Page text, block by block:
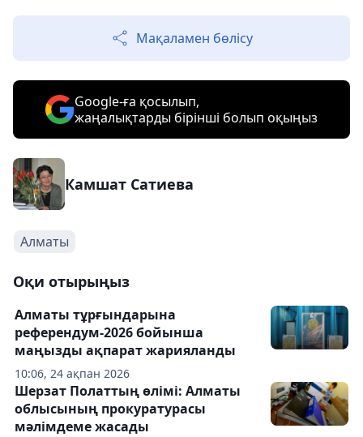
Мақаламен бөлісу
Google-ға қосылып,
жаңалықтарды бірінші болып оқыңыз
Камшат Сатиева
Алматы
Оқи отырыңыз
10:06, 24 ақпан 2026
Алматы тұрғындарына
референдум-2026 бойынша
маңызды ақпарат жарияланды
Шерзат Полаттың өлімі: Алматы
облысының прокуратурасы
мәлімдеме жасады